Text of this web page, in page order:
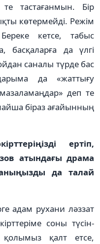
те тастағанмын. Бір
көтермейді. Режім
кетсе, табыс
басқаларға да үлгі
саналы түрде бас
да «жаттығу
деп те
біраз ағайынның
ертіп,
атындағы дра­ма
да талай
адам рухани ләззат
соны түсін­
қо­лымыз қалт етсе,